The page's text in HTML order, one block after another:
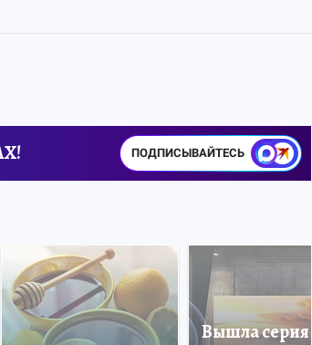
ПОДПИСЫВАЙТЕСЬ
Вышла серия